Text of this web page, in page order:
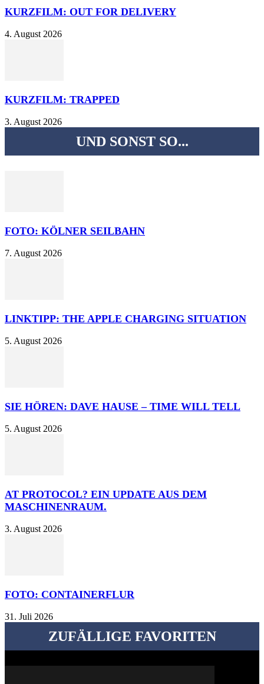
KURZFILM: OUT FOR DELIVERY
4. August 2026
KURZFILM: TRAPPED
3. August 2026
UND SONST SO...
FOTO: KÖLNER SEILBAHN
7. August 2026
LINKTIPP: THE APPLE CHARGING SITUATION
5. August 2026
SIE HÖREN: DAVE HAUSE – TIME WILL TELL
5. August 2026
AT PROTOCOL? EIN UPDATE AUS DEM
MASCHINENRAUM.
3. August 2026
FOTO: CONTAINERFLUR
31. Juli 2026
ZUFÄLLIGE FAVORITEN